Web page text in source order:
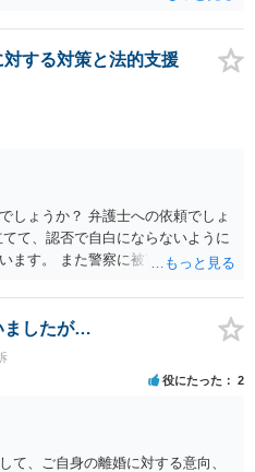
あってわいせつなもの（以下この
等」という。）をした者は、婚姻
有期拘禁刑に処する。 第176条 1
らに類する行為又は事由により、
しくは全うすることが困難な状態
じて、わいせつな行為をした者
6月以上10年以下の拘禁刑に処す
取させること又はそれらの影響が
ルコール摂取だけでなく、「同意
は全うすることが困難な状態」で
する対策と法的支援
しょうか？ 弁護士への依頼でしょ
て、認否で自白にならないように
ます。 また警察に被害届を出すと
ことでしょう。
ましたが…
役にたった 2
て、ご自身の離婚に対する意向、